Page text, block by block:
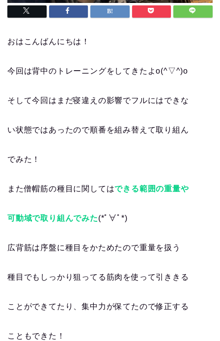
おはこんばんにちは！
今回は背中のトレーニングをしてきたよo(^▽^)o
そして今回はまだ寝違えの影響でフルにはできな
い状態ではあったので順番を組み替えて取り組ん
でみた！
また僧帽筋の種目に関してはできる範囲の重量や
可動域で取り組んでみた(*ﾟ∀ﾟ*)
広背筋は序盤に種目をかためたので重量を扱う
種目でもしっかり狙ってる筋肉を使って引ききる
ことができてたり、集中力が保てたので修正する
こともできた！